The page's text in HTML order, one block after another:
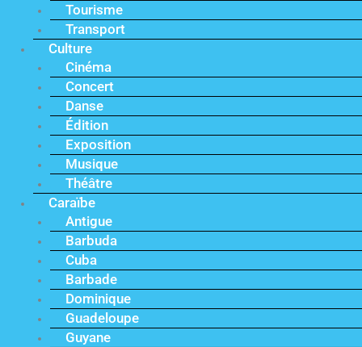
Tourisme
Transport
Culture
Cinéma
Concert
Danse
Édition
Exposition
Musique
Théâtre
Caraïbe
Antigue
Barbuda
Cuba
Barbade
Dominique
Guadeloupe
Guyane